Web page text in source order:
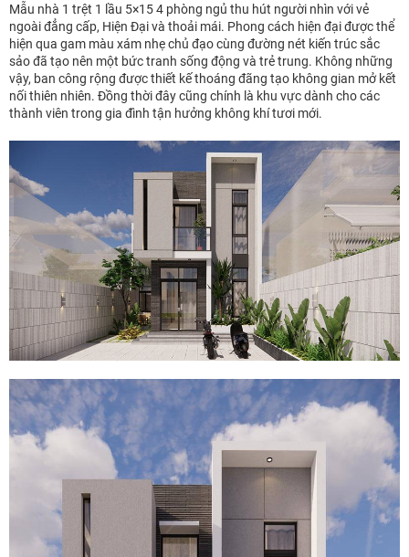
Mẫu nhà 1 trệt 1 lầu 5×15 4 phòng ngủ thu hút người nhìn với vẻ
ngoài đẳng cấp, Hiện Đại và thoải mái. Phong cách hiện đại được thể
hiện qua gam màu xám nhẹ chủ đạo cùng đường nét kiến trúc sắc
sảo đã tạo nên một bức tranh sống động và trẻ trung. Không những
vậy, ban công rộng được thiết kế thoáng đãng tạo không gian mở kết
nối thiên nhiên. Đồng thời đây cũng chính là khu vực dành cho các
thành viên trong gia đình tận hưởng không khí tươi mới.